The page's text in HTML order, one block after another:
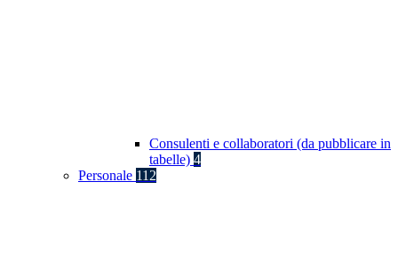
Consulenti e collaboratori (da pubblicare in
tabelle) 4
Personale 112